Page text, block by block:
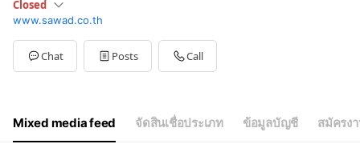
Closed
Mon08:30 - 16:30
SunClosed
เปิดทำการวันจันทร์ ถึง เสาร์
www.sawad.co.th
Chat Posts Call
Mixed media feed จัดสินเชื่อประเภท ข้อมูลบัญชี สมัครง